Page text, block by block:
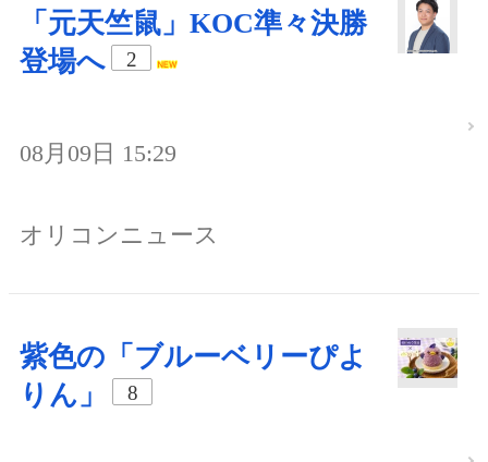
「元天竺鼠」KOC準々決勝
登場へ
2
08月09日 15:29
オリコンニュース
紫色の「ブルーベリーぴよ
りん」
8